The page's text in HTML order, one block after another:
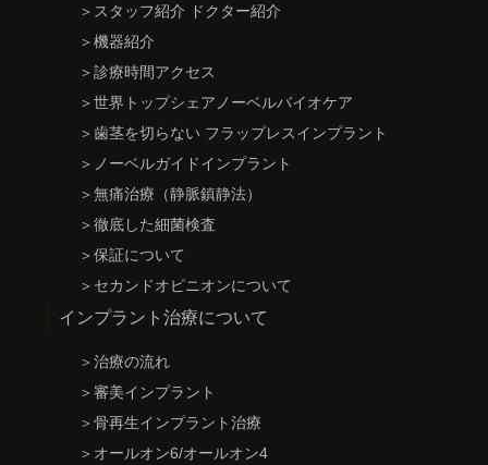
＞ スタッフ紹介 ドクター紹介
＞機器紹介
＞診療時間アクセス
＞世界トップシェアノーベルバイオケア
＞歯茎を切らない フラップレスインプラント
＞ ノーベルガイドインプラント
＞無痛治療（静脈鎮静法）
＞徹底した細菌検査
＞保証について
＞ セカンドオピニオンについて
インプラント治療について
＞治療の流れ
＞審美インプラント
＞骨再生インプラント治療
＞ オールオン6/オールオン4